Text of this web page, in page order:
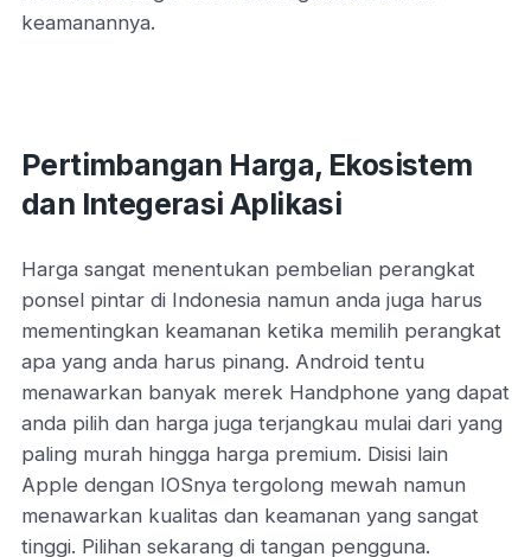
keamanannya.
Pertimbangan Harga, Ekosistem
dan Integerasi Aplikasi
Harga sangat menentukan pembelian perangkat
ponsel pintar di Indonesia namun anda juga harus
mementingkan keamanan ketika memilih perangkat
apa yang anda harus pinang. Android tentu
menawarkan banyak merek Handphone yang dapat
anda pilih dan harga juga terjangkau mulai dari yang
paling murah hingga harga premium. Disisi lain
Apple dengan IOSnya tergolong mewah namun
menawarkan kualitas dan keamanan yang sangat
tinggi. Pilihan sekarang di tangan pengguna.